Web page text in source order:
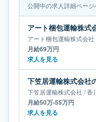
公開中の求人詳細ページ
アート梱包運輸株式会社
月給69万円
求人を見る
下笠居運輸株式会社 /香
月給50万-55万円
求人を見る